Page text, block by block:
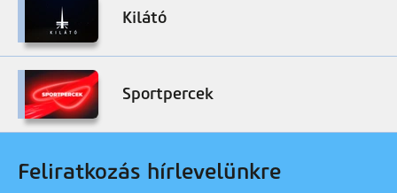
Kilátó
Sportpercek
Feliratkozás hírlevelünkre